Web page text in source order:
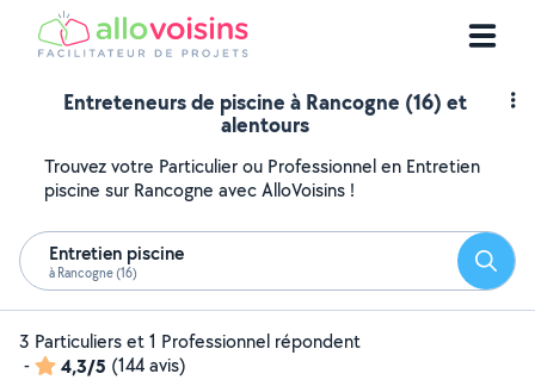
Entreteneurs de piscine à Rancogne (16) et
alentours
Trouvez votre Particulier ou Professionnel en Entretien
piscine sur Rancogne avec AlloVoisins !
Entretien piscine
à Rancogne (16)
3 Particuliers et 1 Professionnel répondent
-
4,3/5 (144 avis)